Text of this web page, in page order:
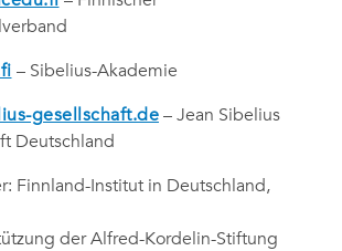
– Sibelius-Akademie
gesellschaft.de– Jean Sibelius
Deutschland
Finnland-Institut in Deutschland,
der Alfred-Kordelin-Stiftung